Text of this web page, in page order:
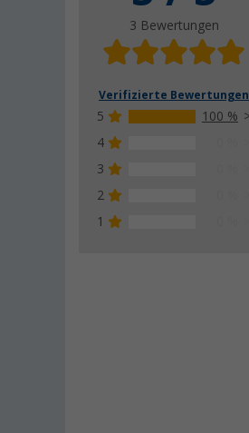
3 Bewertungen
Verifizierte Bewertungen
5
100 %
4
3
2
1